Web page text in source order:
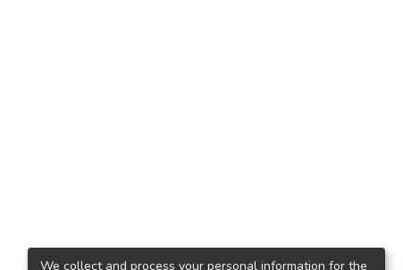
We collect and process your personal information for the